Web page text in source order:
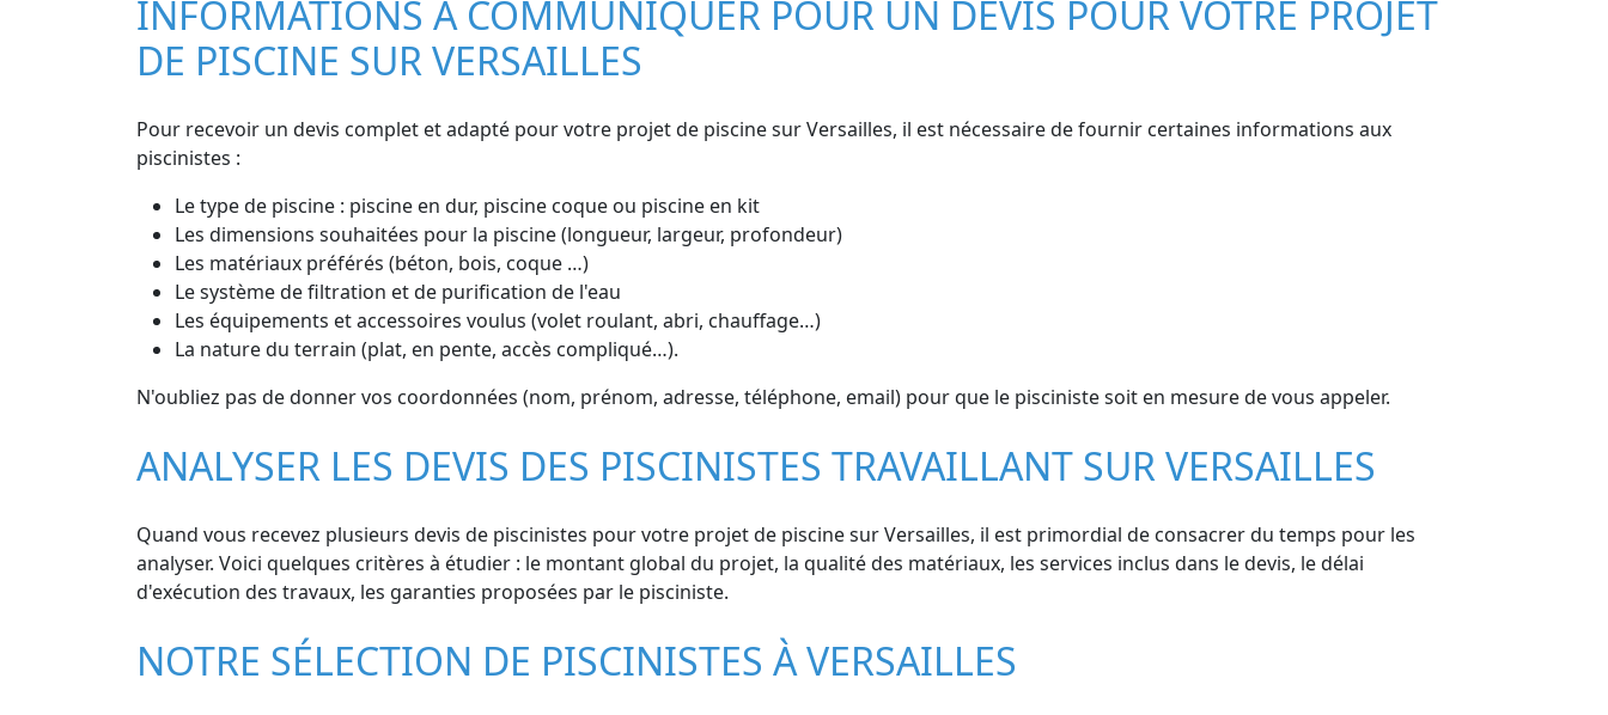
INFORMATIONS À COMMUNIQUER POUR UN DEVIS POUR VOTRE PROJET
DE PISCINE SUR VERSAILLES
Pour recevoir un devis complet et adapté pour votre projet de piscine sur Versailles, il est nécessaire de fournir certaines informations aux
piscinistes :
Le type de piscine : piscine en dur, piscine coque ou piscine en kit
Les dimensions souhaitées pour la piscine (longueur, largeur, profondeur)
Les matériaux préférés (béton, bois, coque …)
Le système de filtration et de purification de l'eau
Les équipements et accessoires voulus (volet roulant, abri, chauffage…)
La nature du terrain (plat, en pente, accès compliqué…).
N'oubliez pas de donner vos coordonnées (nom, prénom, adresse, téléphone, email) pour que le pisciniste soit en mesure de vous appeler.
ANALYSER LES DEVIS DES PISCINISTES TRAVAILLANT SUR VERSAILLES
Quand vous recevez plusieurs devis de piscinistes pour votre projet de piscine sur Versailles, il est primordial de consacrer du temps pour les
analyser. Voici quelques critères à étudier : le montant global du projet, la qualité des matériaux, les services inclus dans le devis, le délai
d'exécution des travaux, les garanties proposées par le pisciniste.
NOTRE SÉLECTION DE PISCINISTES À VERSAILLES